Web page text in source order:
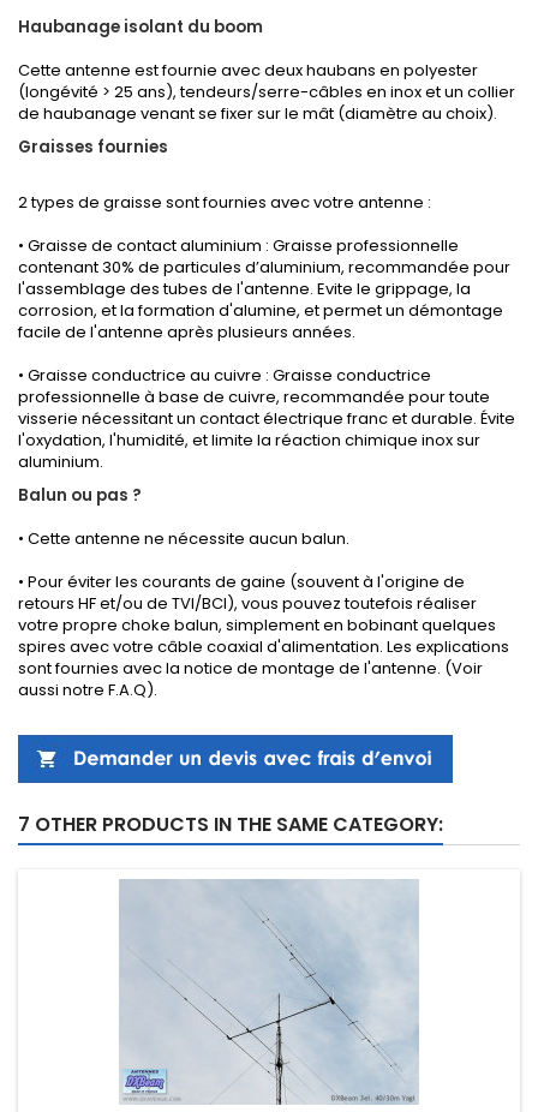
Haubanage isolant du boom
Cette antenne est fournie avec deux haubans en polyester
(longévité > 25 ans), tendeurs/serre-câbles en inox et un collier
de haubanage venant se fixer sur le mât (diamètre au choix).
Graisses fournies
2 types de graisse sont fournies avec votre antenne :
• Graisse de contact aluminium : Graisse professionnelle
contenant 30% de particules d’aluminium, recommandée pour
l'assemblage des tubes de l'antenne. Evite le grippage, la
corrosion, et la formation d'alumine, et permet un démontage
facile de l'antenne après plusieurs années.
• Graisse conductrice au cuivre : Graisse conductrice
professionnelle à base de cuivre, recommandée pour toute
visserie nécessitant un contact électrique franc et durable. Évite
l'oxydation, l'humidité, et limite la réaction chimique inox sur
aluminium.
Balun ou pas ?
• Cette antenne ne nécessite aucun balun.
• Pour éviter les courants de gaine (souvent à l'origine de
retours HF et/ou de TVI/BCI), vous pouvez toutefois réaliser
votre propre choke balun, simplement en bobinant quelques
spires avec votre câble coaxial d'alimentation. Les explications
sont fournies avec la notice de montage de l'antenne. (Voir
aussi notre F.A.Q).
7 OTHER PRODUCTS IN THE SAME CATEGORY: